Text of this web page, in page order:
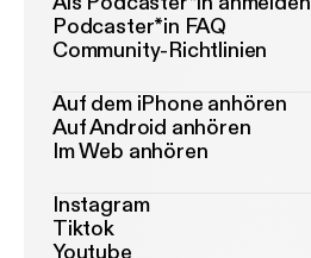
Podcaster*in FAQ
Community-Richtlinien
Auf dem iPhone anhören
Auf Android anhören
Im Web anhören
Instagram
Tiktok